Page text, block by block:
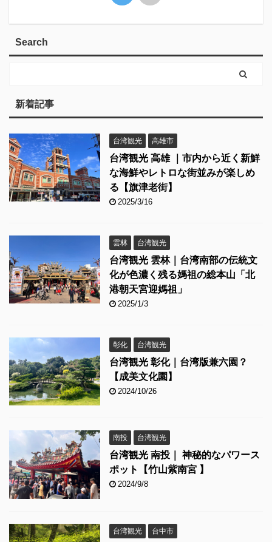
Search
新着記事
台湾観光 高雄市
台湾観光 高雄 ｜市内から近く新鮮
な海鮮やレトロな街並みが楽しめ
る【旗津老街】
2025/3/16
雲林 台湾観光
台湾観光 雲林｜台湾南部の伝統文
化が色濃く残る媽祖の総本山「北
港朝天宮迎媽祖」
2025/1/3
彰化 台湾観光
台湾観光 彰化｜台湾版兼六園？
【成美文化園】
2024/10/26
南投 台湾観光
台湾観光 南投｜ 神秘的なパワース
ポット【竹山紫南宮 】
2024/9/8
台湾観光 台中市